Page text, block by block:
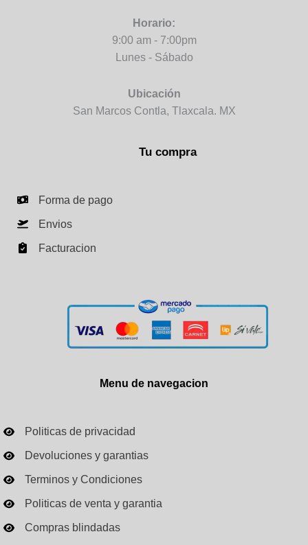
Horario:
9:00 am - 7:00pm
Lunes - Sábado
Ubicación
San Marcos Contla, Tlaxcala. MX
Tu compra
Forma de pago
Envios
Facturacion
Menu de navegacion
Politicas de privacidad
Devoluciones y garantias
Terminos y Condiciones
Politicas de venta y garantia
Compras blindadas